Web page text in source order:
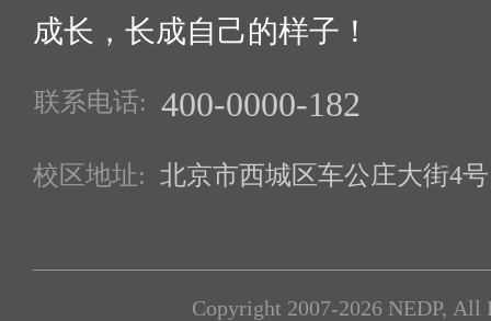
成长，长成自己的样子！
联系电话: 400-0000-182
校区地址: 北京市西城区车公庄大街4
Copyright 2007-2026 NEDP, All